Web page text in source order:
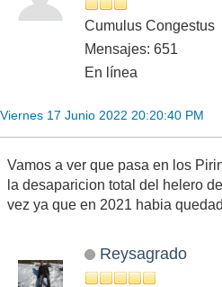
Cumulus Congestus
Mensajes: 651
En línea
Viernes 17 Junio 2022 20:20:40 PM
Vamos a ver que pasa en los
la desaparicion total del helero
vez ya que en 2021 habia
Reysagrado